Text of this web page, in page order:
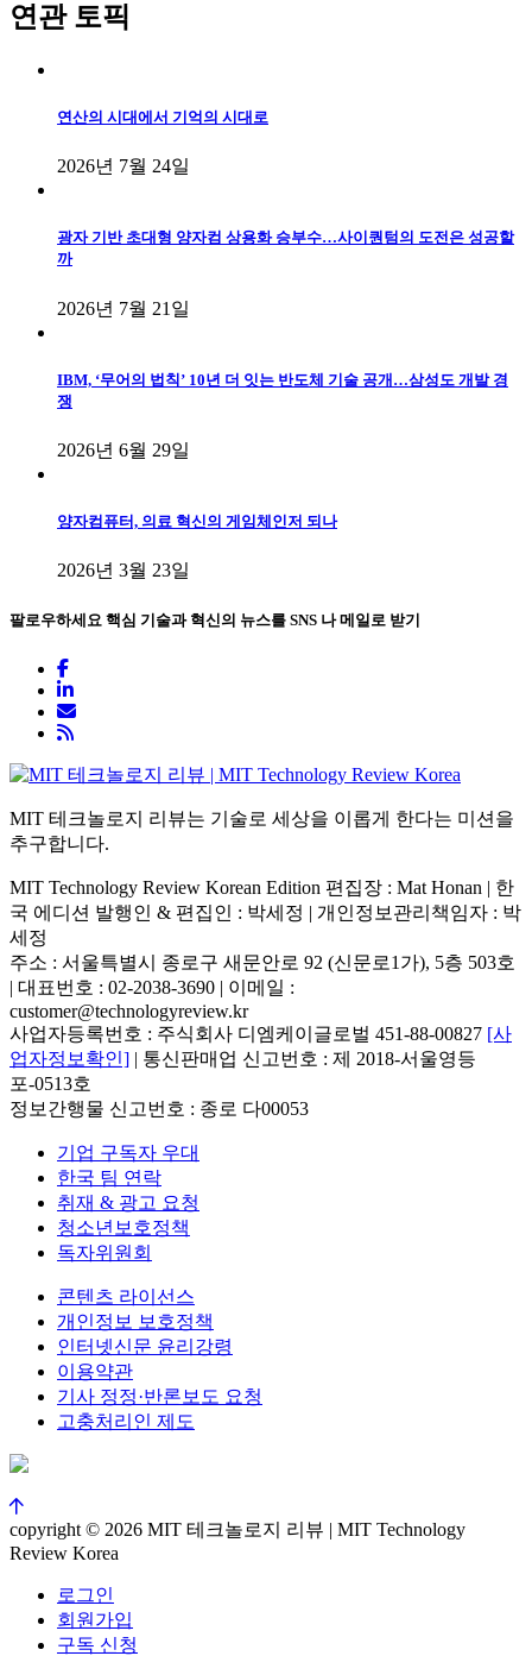
연관 토픽
연산의 시대에서 기억의 시대로
2026년 7월 24일
광자 기반 초대형 양자컴 상용화 승부수…사이퀀텀의 도전은 성공할
까
2026년 7월 21일
IBM, ‘무어의 법칙’ 10년 더 잇는 반도체 기술 공개…삼성도 개발 경
쟁
2026년 6월 29일
양자컴퓨터, 의료 혁신의 게임체인저 되나
2026년 3월 23일
팔로우하세요 핵심 기술과 혁신의 뉴스를 SNS 나 메일로 받기
MIT 테크놀로지 리뷰는 기술로 세상을 이롭게 한다는 미션을
추구합니다.
MIT Technology Review Korean Edition 편집장 : Mat Honan | 한
국 에디션 발행인 & 편집인 : 박세정 | 개인정보관리책임자 : 박
세정
주소 : 서울특별시 종로구 새문안로 92 (신문로1가), 5층 503호
| 대표번호 : 02-2038-3690 | 이메일 :
customer@technologyreview.kr
사업자등록번호 : 주식회사 디엠케이글로벌 451-88-00827 [사
업자정보확인] | 통신판매업 신고번호 : 제 2018-서울영등
포-0513호
정보간행물 신고번호 : 종로 다00053
기업 구독자 우대
한국 팀 연락
취재 & 광고 요청
청소년보호정책
독자위원회
콘텐츠 라이선스
개인정보 보호정책
인터넷신문 윤리강령
이용약관
기사 정정·반론보도 요청
고충처리인 제도
copyright © 2026 MIT 테크놀로지 리뷰 | MIT Technology
Review Korea
로그인
회원가입
구독 신청